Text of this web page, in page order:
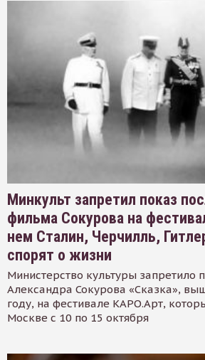
Минкульт запретил показ
фильма Сокурова на
нем Сталин, Черчилль,
спорят о жизни
Министерство культуры запретило
Александра Сокурова «Сказка»,
году, на фестивале КАРО.Арт,
Москве с 10 по 15 октября